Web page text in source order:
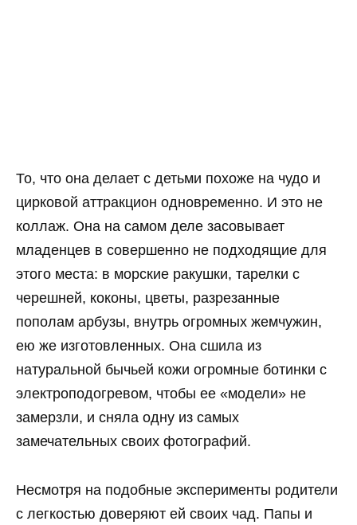
То, что она делает с детьми похоже на чудо и
цирковой аттракцион одновременно. И это не
коллаж. Она на самом деле засовывает
младенцев в совершенно не подходящие для
этого места: в морские ракушки, тарелки с
черешней, коконы, цветы, разрезанные
пополам арбузы, внутрь огромных жемчужин,
ею же изготовленных. Она сшила из
натуральной бычьей кожи огромные ботинки с
электроподогревом, чтобы ее «модели» не
замерзли, и сняла одну из самых
замечательных своих фотографий.
Несмотря на подобные эксперименты родители
с легкостью доверяют ей своих чад. Папы и